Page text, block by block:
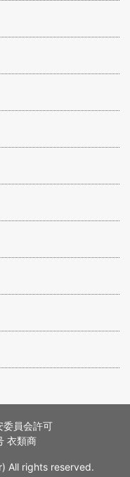
委員会許可
衣類商
All rights reserved.